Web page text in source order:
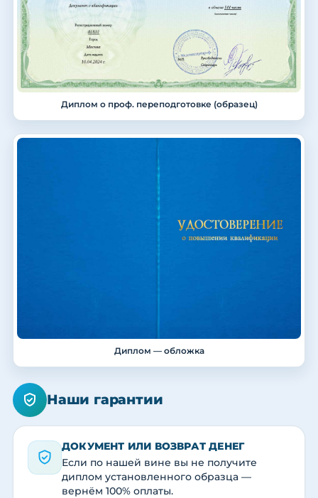
Диплом о проф. переподготовке (образец)
Диплом — обложка
Наши гарантии
ДОКУМЕНТ ИЛИ ВОЗВРАТ ДЕНЕГ
Если по нашей вине вы не получите
диплом установленного образца —
вернём 100% оплаты.